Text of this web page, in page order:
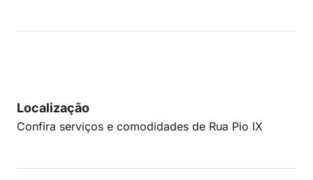
Localização
Confira serviços e comodidades de Rua Pio IX